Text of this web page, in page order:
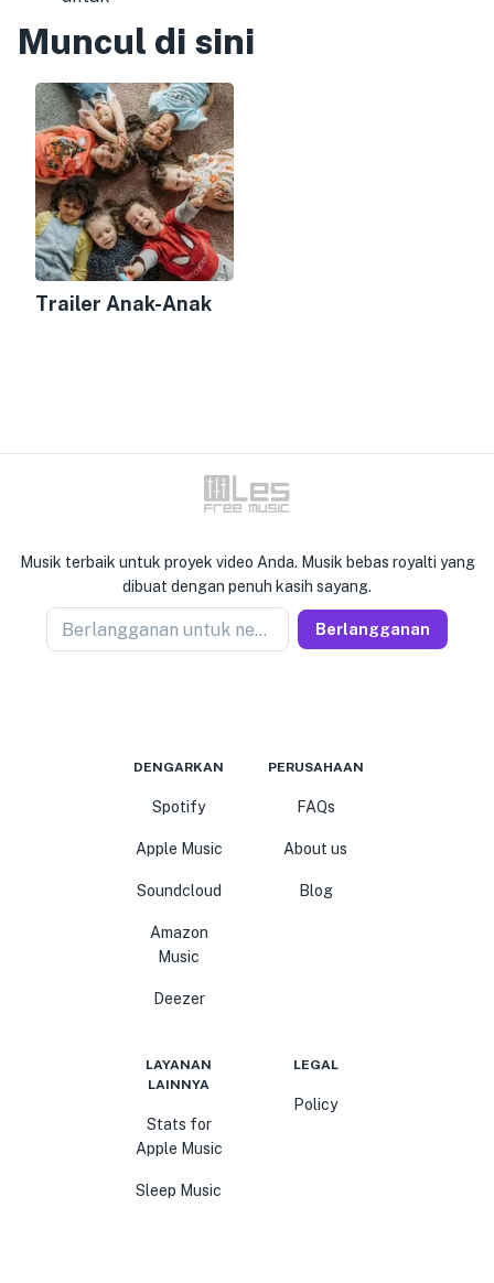
Muncul di sini
Trailer Anak-Anak
Musik terbaik untuk proyek video Anda. Musik bebas royalti yang
dibuat dengan penuh kasih sayang.
Berlangganan untuk newseller Berlangganan
DENGARKAN
Spotify
Apple Music
Soundcloud
Amazon
Music
Deezer
PERUSAHAAN
FAQs
About us
Blog
LAYANAN
LAINNYA
Stats for
Apple Music
Sleep Music
LEGAL
Policy